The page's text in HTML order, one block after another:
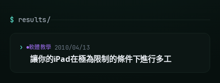
$ results/
2010/04/13
軟體教學
讓你的iPad在極為限制的條件下進行多工